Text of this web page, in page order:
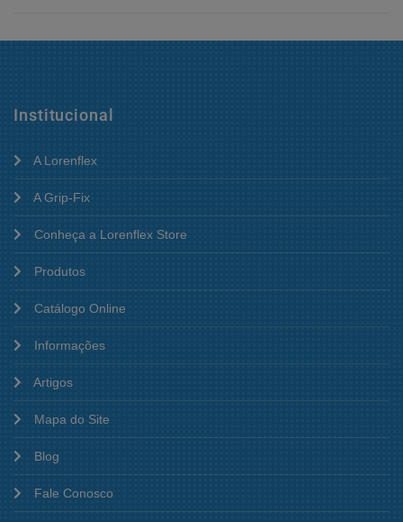
Institucional
A Lorenflex
A Grip-Fix
Conheça a Lorenflex Store
Produtos
Catálogo Online
Informações
Artigos
Mapa do Site
Blog
Fale Conosco